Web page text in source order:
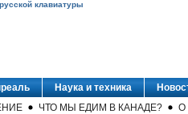
клавиатуры
Наука и техника
ЧТО МЫ ЕДИМ В КАНАДЕ? О